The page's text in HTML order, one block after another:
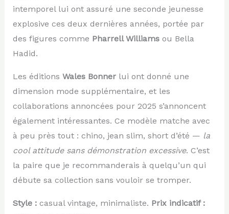
intemporel lui ont assuré une seconde jeunesse
explosive ces deux dernières années, portée par
des figures comme Pharrell Williamsou Bella
Hadid.
Les éditions Wales Bonnerlui ont donné une
dimension mode supplémentaire, et les
collaborations annoncées pour 2025 s’annoncent
également intéressantes. Ce modèle matche avec
à peu près tout : chino, jean slim, short d’été — la
cool attitude sans démonstration excessive. C’est
la paire que je recommanderais à quelqu’un qui
débute sa collection sans vouloir se tromper.
Style :casual vintage, minimaliste. Prix indicatif :